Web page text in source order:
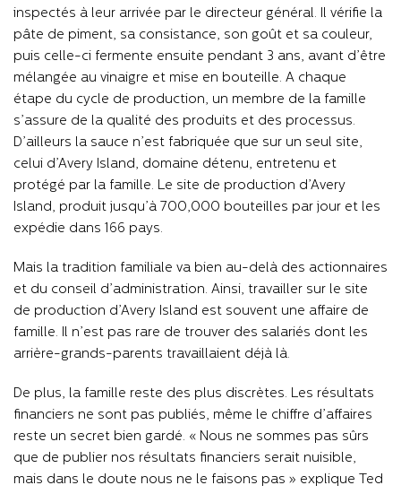
inspectés à leur arrivée par le directeur général. Il vérifie la
pâte de piment, sa consistance, son goût et sa couleur,
puis celle-ci fermente ensuite pendant 3 ans, avant d’être
mélangée au vinaigre et mise en bouteille. A chaque
étape du cycle de production, un membre de la famille
s’assure de la qualité des produits et des processus.
D’ailleurs la sauce n’est fabriquée que sur un seul site,
celui d’Avery Island, domaine détenu, entretenu et
protégé par la famille. Le site de production d’Avery
Island, produit jusqu’à 700,000 bouteilles par jour et les
expédie dans 166 pays.
Mais la tradition familiale va bien au-delà des actionnaires
et du conseil d’administration. Ainsi, travailler sur le site
de production d’Avery Island est souvent une affaire de
famille. Il n’est pas rare de trouver des salariés dont les
arrière-grands-parents travaillaient déjà là.
De plus, la famille reste des plus discrètes. Les résultats
financiers ne sont pas publiés, même le chiffre d’affaires
reste un secret bien gardé. « Nous ne sommes pas sûrs
que de publier nos résultats financiers serait nuisible,
mais dans le doute nous ne le faisons pas » explique Ted